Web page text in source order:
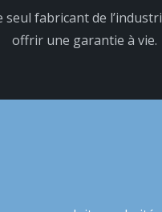
seul fabricant de
offrir une garantie à vie.